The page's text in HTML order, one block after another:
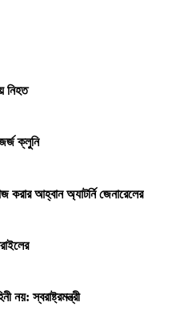
নিহত
ক্লুনি
করার আহ্বান অ্যাটর্নি জেনারেলের
নয়: স্বরাষ্ট্রমন্ত্রী